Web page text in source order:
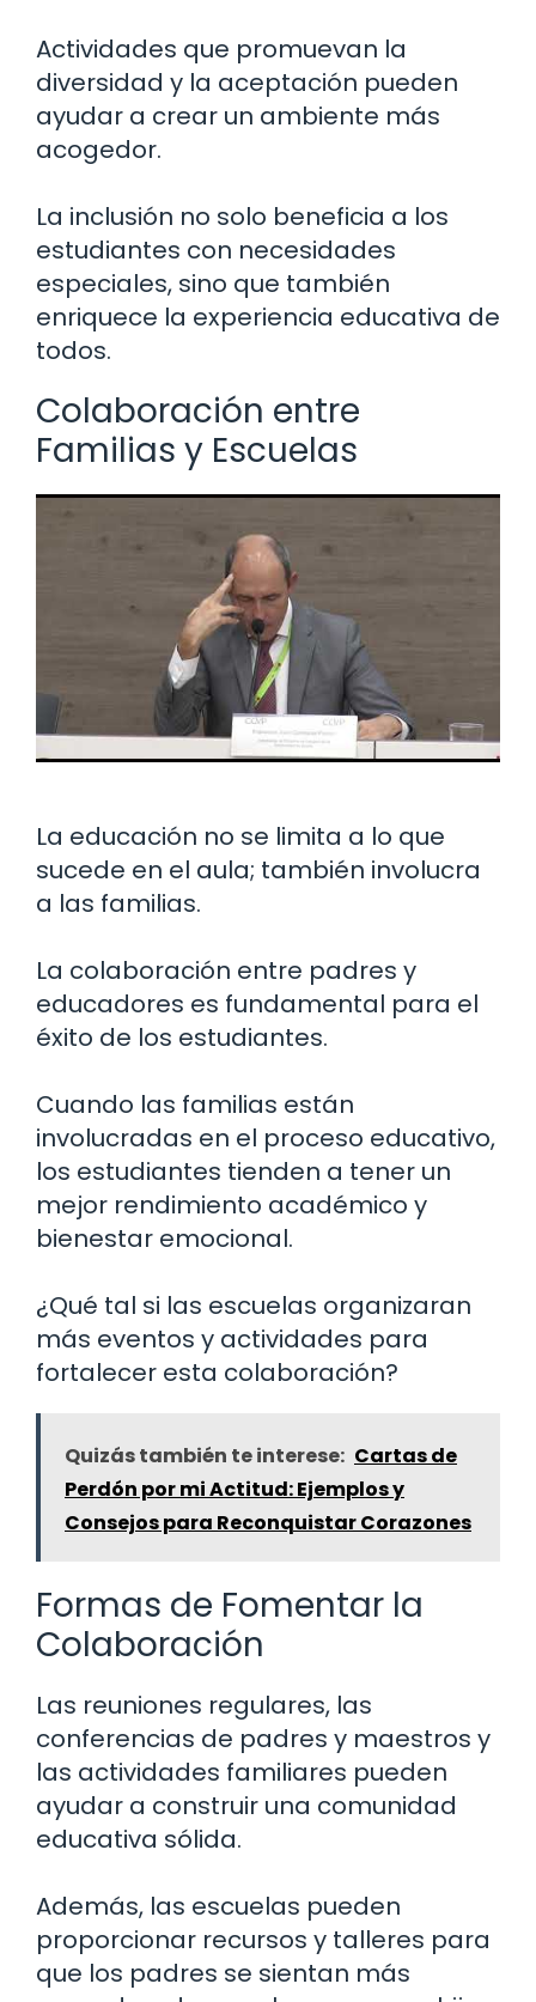
Actividades que promuevan la
diversidad y la aceptación pueden
ayudar a crear un ambiente más
acogedor.
La inclusión no solo beneficia a los
estudiantes con necesidades
especiales, sino que también
enriquece la experiencia educativa de
todos.
Colaboración entre
Familias y Escuelas
La educación no se limita a lo que
sucede en el aula; también involucra
a las familias.
La colaboración entre padres y
educadores es fundamental para el
éxito de los estudiantes.
Cuando las familias están
involucradas en el proceso educativo,
los estudiantes tienden a tener un
mejor rendimiento académico y
bienestar emocional.
¿Qué tal si las escuelas organizaran
más eventos y actividades para
fortalecer esta colaboración?
Quizás también te interese: Cartas de
Perdón por mi Actitud: Ejemplos y
Consejos para Reconquistar Corazones
Formas de Fomentar la
Colaboración
Las reuniones regulares, las
conferencias de padres y maestros y
las actividades familiares pueden
ayudar a construir una comunidad
educativa sólida.
Además, las escuelas pueden
proporcionar recursos y talleres para
que los padres se sientan más